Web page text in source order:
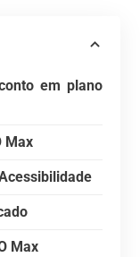
em plano
Max
Max